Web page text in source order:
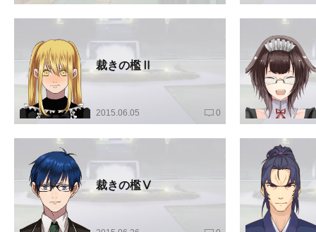
裁きの檻Ⅱ
2015.06.05 0
裁きの檻Ⅴ